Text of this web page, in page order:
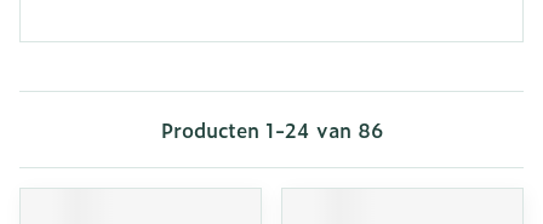
Producten 1-24 van 86